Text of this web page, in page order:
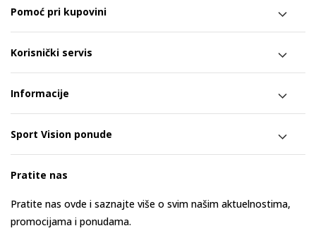
Pomoć pri kupovini
Korisnički servis
Informacije
Sport Vision ponude
Pratite nas
Pratite nas ovde i saznajte više o svim našim aktuelnostima,
promocijama i ponudama.